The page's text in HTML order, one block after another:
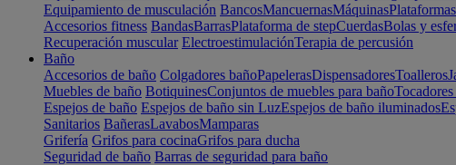
Equipamiento de musculación BancosMancuernasMáquinas
Accesorios fitness BandasBarrasPlataforma de stepCuerdasBolas y
Recuperación muscular ElectroestimulaciónTerapia de percusión
Baño
Accesorios de baño Colgadores bañoPapelerasDispensadoresToalleros
Muebles de baño BotiquinesConjuntos de muebles para baño
Espejos de baño Espejos de baño sin LuzEspejos de baño iluminados
Sanitarios BañerasLavabosMamparas
Grifería Grifos para cocinaGrifos para ducha
Seguridad de baño Barras de seguridad para baño